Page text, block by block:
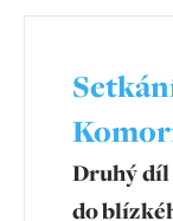
Druhý díl
do